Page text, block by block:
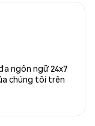
ngôn ngữ 24x7
chúng tôi trên